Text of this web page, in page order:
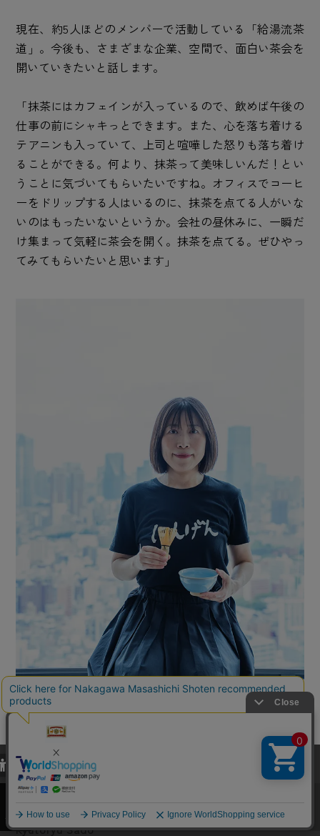
現在、約5人ほどのメンバーで活動している「給湯流茶
道」。今後も、さまざまな企業、空間で、面白い茶会を
開いていきたいと話します。
「抹茶にはカフェインが入っているので、飲めば午後の
仕事の前にシャキっとできます。また、心を落ち着ける
テアニンも入っていて、上司と喧嘩した怒りも落ち着け
ることができる。何より、抹茶って美味しいんだ！とい
うことに気づいてもらいたいですね。オフィスでコーヒ
ーをドリップする人はいるのに、抹茶を点てる人がいな
いのはもったいないというか。会社の昼休みに、一瞬だ
け集まって気軽に茶会を開く。抹茶を点てる。ぜひやっ
てみてもらいたいと思います」
給湯流茶道
Kyutoryu Sado
当サイトでは、当サイト内における閲覧履歴・属性情報などの取得およ
び利便性向上のためにクッキー（Cookie）を使用いたします。詳細に
関しては「プライバシーポリシー
承諾する